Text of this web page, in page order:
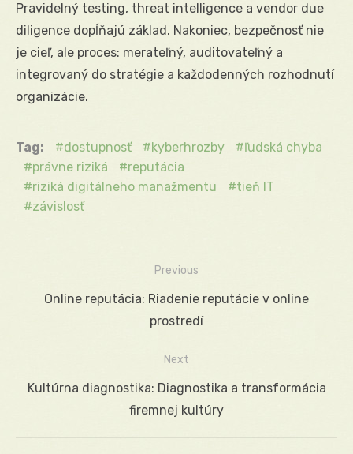
Pravidelný testing, threat intelligence a vendor due
diligence dopĺňajú základ. Nakoniec, bezpečnosť nie
je cieľ, ale proces: merateľný, auditovateľný a
integrovaný do stratégie a každodenných rozhodnutí
organizácie.
Tag: dostupnosť kyberhrozby
ľudská chyba
právne riziká
reputácia
riziká digitálneho manažmentu
tieň IT
závislosť
Navigácia
Previous
Previous
Online reputácia: Riadenie reputácie v online
prostredí
Next
Next
Kultúrna diagnostika: Diagnostika a transformácia
firemnej kultúry